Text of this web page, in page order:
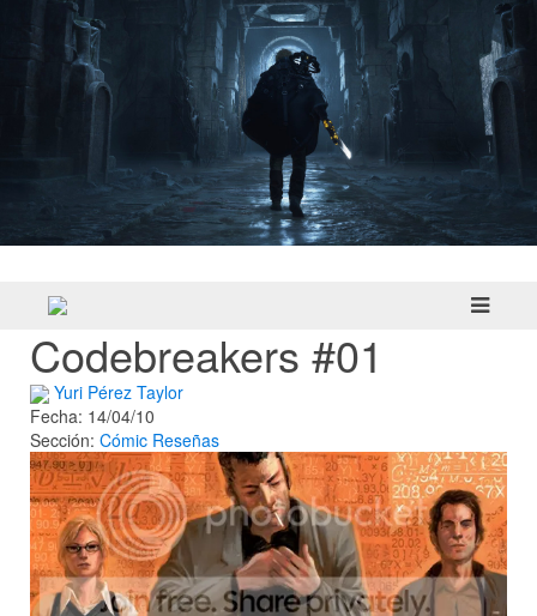
Codebreakers #01
Yuri Pérez Taylor
Fecha: 14/04/10
Sección: Cómic Reseñas